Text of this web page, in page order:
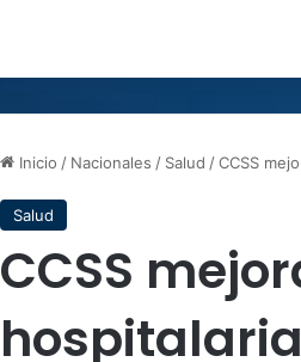
Inicio / Nacionales / Salud /CCSS
Salud
CCSS